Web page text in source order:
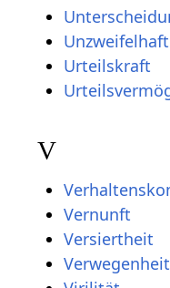
Urteilskraft
V
Vernunft
Versiertheit
Verwegenheit